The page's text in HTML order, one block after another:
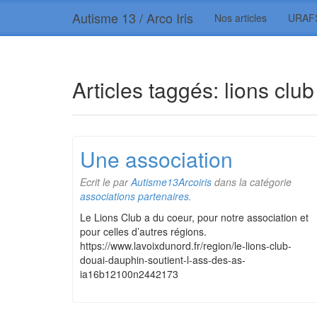
Autisme 13 / Arco Iris Nos articles
Articles taggés: lions club
Une association
Ecrit le parAutisme13Arcoiris dans la catégorie
associations partenaires.
Le Lions Club a du coeur, pour notre association et
pour celles d’autres régions.
https://www.lavoixdunord.fr/region/le-lions-club-
douai-dauphin-soutient-l-ass-des-as-
ia16b12100n2442173